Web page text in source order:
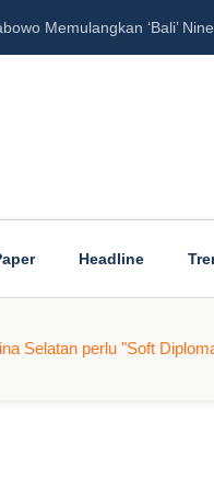
Memulangkan ‘Bali’
Headline
Selatan perlu "Soft